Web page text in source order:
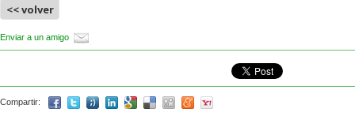
<< volver
Enviar a un amigo
Compartir: